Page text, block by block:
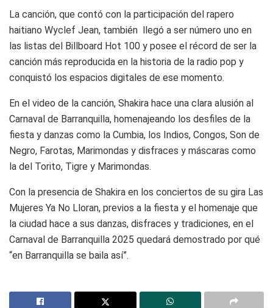
La canción, que contó con la participación del rapero
haitiano Wyclef Jean, también llegó a ser número uno en
las listas del Billboard Hot 100 y posee el récord de ser la
canción más reproducida en la historia de la radio pop y
conquistó los espacios digitales de ese momento.
En el video de la canción, Shakira hace una clara alusión al
Carnaval de Barranquilla, homenajeando los desfiles de la
fiesta y danzas como la Cumbia, los Indios, Congos, Son de
Negro, Farotas, Marimondas y disfraces y máscaras como
la del Torito, Tigre y Marimondas.
Con la presencia de Shakira en los conciertos de su gira Las
Mujeres Ya No Lloran, previos a la fiesta y el homenaje que
la ciudad hace a sus danzas, disfraces y tradiciones, en el
Carnaval de Barranquilla 2025 quedará demostrado por qué
“en Barranquilla se baila así”.